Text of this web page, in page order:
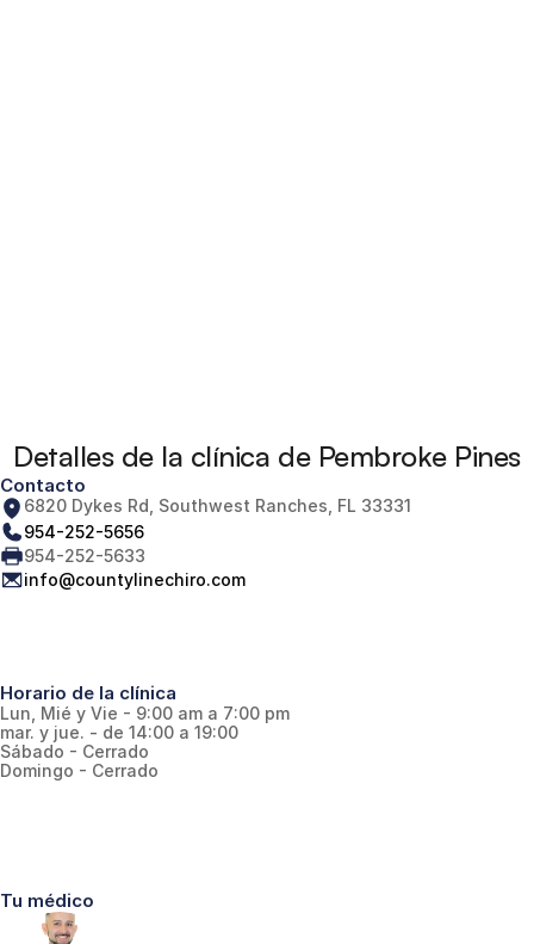
Detalles de la clínica de Pembroke Pines
Contacto
6820 Dykes Rd, Southwest Ranches, FL 33331
954-252-5656
954-252-5633
info@countylinechiro.com
Horario de la clínica
Lun, Mié y Vie - 9:00 am a 7:00 pm
mar. y jue. - de 14:00 a 19:00
Sábado - Cerrado
Domingo - Cerrado
Tu médico